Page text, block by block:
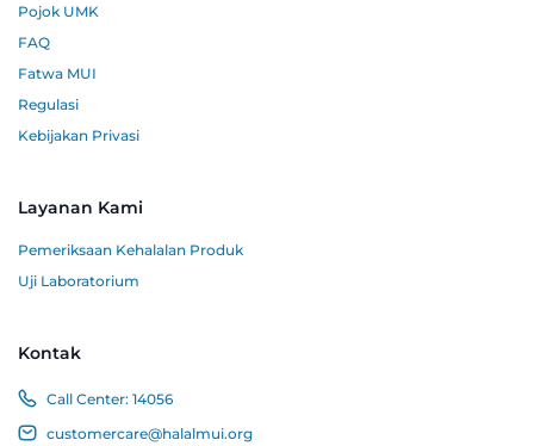
Pojok UMK
FAQ
Fatwa MUI
Regulasi
Kebijakan Privasi
Layanan Kami
Pemeriksaan Kehalalan Produk
Uji Laboratorium
Kontak
Call Center: 14056
customercare@halalmui.org